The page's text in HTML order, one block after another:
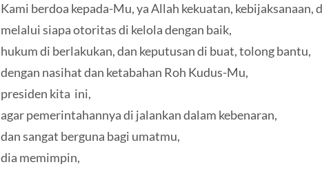
Kami berdoa kepada-Mu, ya Allah kekuatan, kebijaksanaan,
melalui siapa otoritas di kelola dengan baik,
hukum di berlakukan, dan keputusan di buat, tolong bantu,
dengan nasihat dan ketabahan Roh Kudus-Mu,
presiden kita ini,
agar pemerintahannya di jalankan dalam kebenaran,
dan sangat berguna bagi umatmu,
dia memimpin,